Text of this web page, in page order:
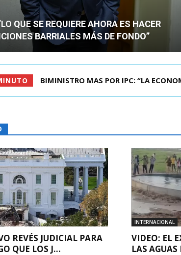
QUE SE REQUIERE AHORA ES HACER
BARRIALES MÁS DE FONDO”
TIROTEO EN ESCUELA DE TAILANDIA
REVÉS JUDICIAL PARA
QUE LOS J...
INTERNACIONAL
VIDEO: EL
LAS AGUAS